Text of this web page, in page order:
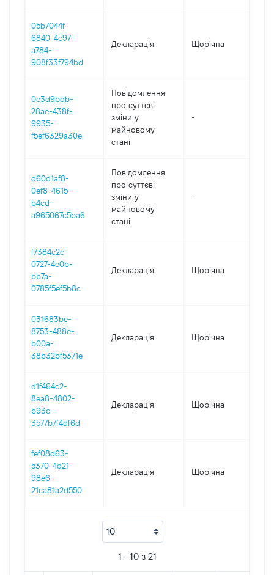
05b7044f-
6840-4c97-
a784-
908f33f794bd
Декларація Щорічна
0e3d9bdb-
28ae-438f-
9935-
f5ef6329a30e
Повідомлення
про суттєві
зміни y
майновому
стані
-
d60d1af8-
0ef8-4615-
b4cd-
a965067c5ba6
Повідомлення
про суттєві
зміни y
майновому
стані
-
f7384c2c-
0727-4e0b-
bb7a-
0785f5ef5b8c
Декларація Щорічна
031683be-
8753-488e-
b00a-
38b32bf5371e
Декларація Щорічна
d1f464c2-
8ea8-4802-
b93c-
3577b7f4df6d
Декларація Щорічна
fef08d63-
5370-4d21-
98e6-
21ca81a2d550
Декларація Щорічна
1 - 10 з 21